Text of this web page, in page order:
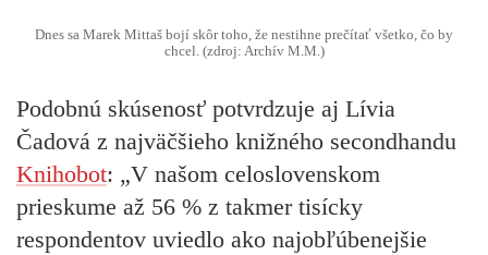
Dnes sa Marek Mittaš bojí skôr toho, že nestihne prečítať všetko, čo by
chcel. (zdroj: Archív M.M.)
Podobnú skúsenosť potvrdzuje aj Lívia
Čadová z najväčšieho knižného secondhandu
Knihobot: „V našom celoslovenskom
prieskume až 56 % z takmer tisícky
respondentov uviedlo ako najobľúbenejšie